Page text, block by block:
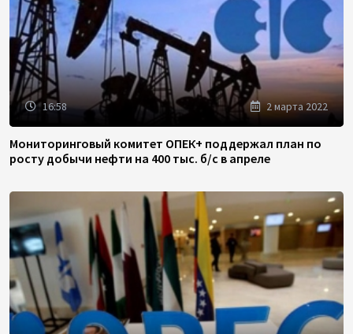
16:58 2 марта 2022
Мониторинговый комитет ОПЕК+ поддержал план по
росту добычи нефти на 400 тыс. б/с в апреле